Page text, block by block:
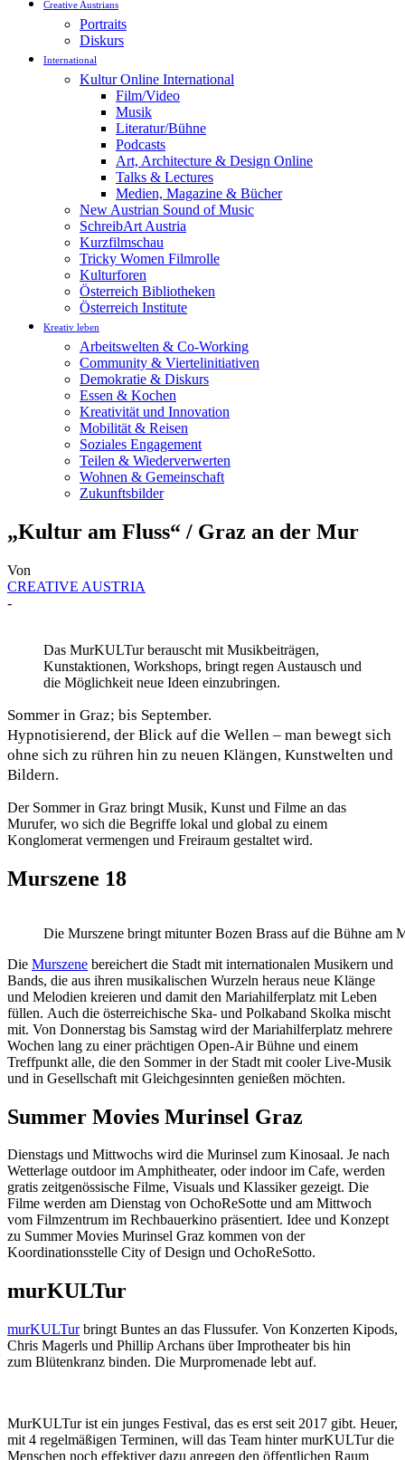
Creative Austrians
Portraits
Diskurs
International
Kultur Online International
Film/Video
Musik
Literatur/Bühne
Podcasts
Art, Architecture & Design Online
Talks & Lectures
Medien, Magazine & Bücher
New Austrian Sound of Music
SchreibArt Austria
Kurzfilmschau
Tricky Women Filmrolle
Kulturforen
Österreich Bibliotheken
Österreich Institute
Kreativ leben
Arbeitswelten & Co-Working
Community & Viertelinitiativen
Demokratie & Diskurs
Essen & Kochen
Kreativität und Innovation
Mobilität & Reisen
Soziales Engagement
Teilen & Wiederverwerten
Wohnen & Gemeinschaft
Zukunftsbilder
„Kultur am Fluss“ / Graz an der Mur
Von
CREATIVE AUSTRIA
-
Das MurKULTur berauscht mit Musikbeiträgen,
Kunstaktionen, Workshops, bringt regen Austausch und
die Möglichkeit neue Ideen einzubringen.
Sommer in Graz; bis September.
Hypnotisierend, der Blick auf die Wellen – man bewegt sich
ohne sich zu rühren hin zu neuen Klängen, Kunstwelten und
Bildern.
Der Sommer in Graz bringt Musik, Kunst und Filme an das
Murufer, wo sich die Begriffe lokal und global zu einem
Konglomerat vermengen und Freiraum gestaltet wird.
Murszene 18
Die Murszene bringt mitunter Bozen Brass auf die Bühne am
Die Murszene bereichert die Stadt mit internationalen Musikern und
Bands, die aus ihren musikalischen Wurzeln heraus neue Klänge
und Melodien kreieren und damit den Mariahilferplatz mit Leben
füllen. Auch die österreichische Ska- und Polkaband Skolka mischt
mit. Von Donnerstag bis Samstag wird der Mariahilferplatz mehrere
Wochen lang zu einer prächtigen Open-Air Bühne und einem
Treffpunkt alle, die den Sommer in der Stadt mit cooler Live-Musik
und in Gesellschaft mit Gleichgesinnten genießen möchten.
Summer Movies Murinsel Graz
Dienstags und Mittwochs wird die Murinsel zum Kinosaal. Je nach
Wetterlage outdoor im Amphitheater, oder indoor im Cafe, werden
gratis zeitgenössische Filme, Visuals und Klassiker gezeigt. Die
Filme werden am Dienstag von OchoReSotte und am Mittwoch
vom Filmzentrum im Rechbauerkino präsentiert. Idee und Konzept
zu Summer Movies Murinsel Graz kommen von der
Koordinationsstelle City of Design und OchoReSotto.
murKULTur
murKULTurbringt Buntes an das Flussufer. Von Konzerten Kipods,
Chris Magerls und Phillip Archans über Improtheater bis hin
zum Blütenkranz binden. Die Murpromenade lebt auf.
MurKULTur ist ein junges Festival, das es erst seit 2017 gibt. Heuer,
mit 4 regelmäßigen Terminen, will das Team hinter murKULTur die
Menschen noch effektiver dazu anregen den öffentlichen Raum